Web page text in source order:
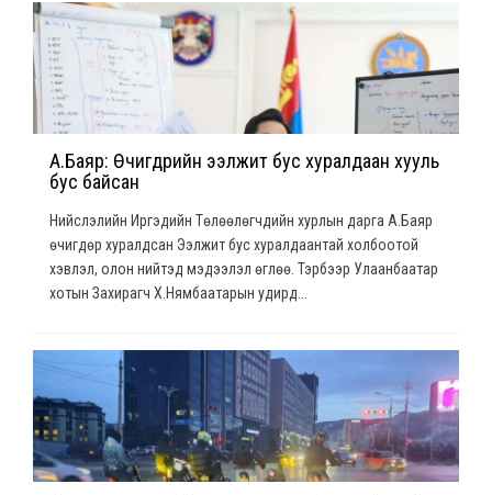
А.Баяр: Өчигдрийн ээлжит бус хуралдаан хууль
бус байсан
Нийслэлийн Иргэдийн Төлөөлөгчдийн хурлын дарга А.Баяр
өчигдөр хуралдсан Ээлжит бус хуралдаантай холбоотой
хэвлэл, олон нийтэд мэдээлэл өглөө. Тэрбээр Улаанбаатар
хотын Захирагч Х.Нямбаатарын удирд...